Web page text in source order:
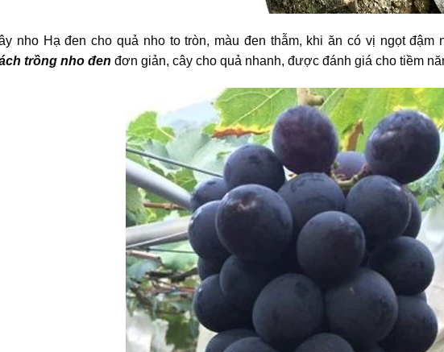
nho Hạ đen cho quả nho to tròn, màu đen thẫm, khi ăn có vị ngọt
trồng nho đen đơn giản, cây cho quả nhanh, được đánh giá cho tiềm